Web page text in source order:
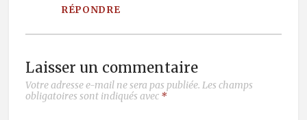
RÉPONDRE
Laisser un commentaire
Votre adresse e-mail ne sera pas publiée. Les champs
obligatoires sont indiqués avec *